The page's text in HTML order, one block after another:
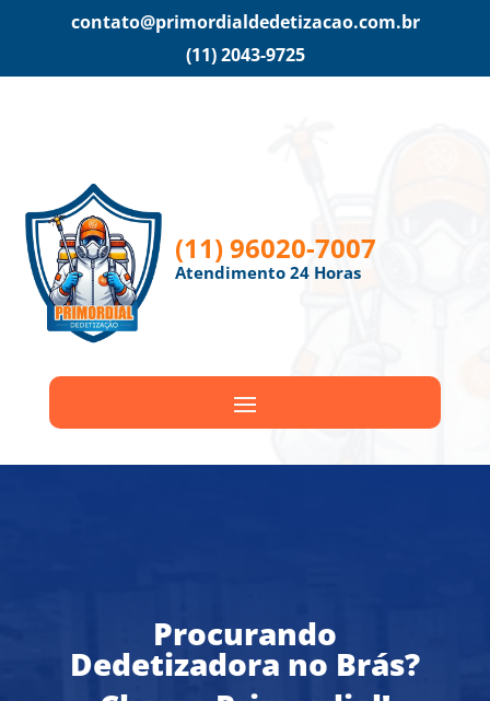
contato@primordialdedetizacao.com.br
(11) 2043-9725
(11) 96020-7007
Atendimento 24 Horas
Procurando
Dedetizadora no Brás?